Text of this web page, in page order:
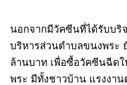
นอกจากมีวัคซีนที่ได้รับบริ
บริหารส่วนตำบลขนงพระ
ล้านบาท เพื่อซื้อวัคซีนฉีด
พระ มีทั้งชาวบ้าน แรงงาน